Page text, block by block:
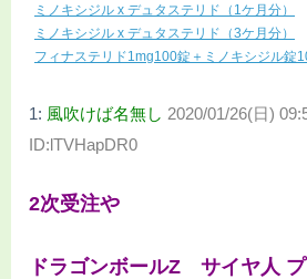
ミノキシジル x デュタステリド（1ケ月分）
ミノキシジル x デュタステリド（3ケ月分）
フィナステリド1mg100錠＋ミノキシジル錠
1: 風吹けば名無し 2020/01/26(日)
ID:lTVHapDR0
2次受注や
ドラゴンボールZ サイヤ人